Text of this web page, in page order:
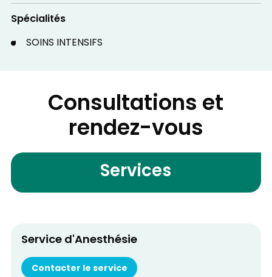
Spécialités
SOINS INTENSIFS
Consultations et
rendez-vous
Services
Service d'Anesthésie
Contacter le service